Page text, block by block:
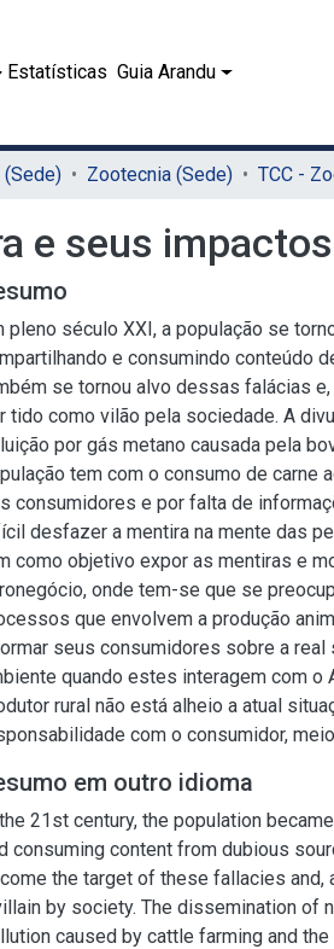
Estatísticas Guia Arandu
(Sede) Zootecnia (Sede) TCC -
e seus
pleno século XXI, a população se
e consumindo conteúdo
se tornou alvo dessas falácias
tido como vilão pela sociedade. A
por gás metano causada pela
tem com o consumo de carne
consumidores e por falta de
desfazer a mentira na mente das
como objetivo expor as mentiras e
onde tem-se que se
que envolvem a produção
seus consumidores sobre a
quando estes interagem com o
rural não está alheio a atual
com o consumidor,
em outro idioma
21st century, the population
consuming content from dubious
the target of these fallacies and,
by society. The dissemination of
caused by cattle farming and